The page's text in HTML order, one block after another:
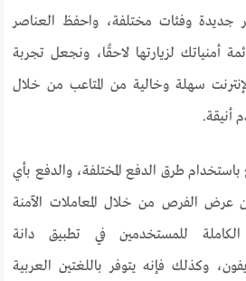
جديدة وفئات مختلفة، واحفظ العناصر
أمنياتك لزيارتها لاحقًا، ونجعل تجربة
سهلة وخالية من المتاعب من خلال
أنيقة.
طرق الدفع المختلفة، والدفع بأي
عرض الفرص من خلال المعاملات الآمنة
للمستخدمين في تطبيق دانة
وكذلك فإنه يتوفر باللغتين العربية